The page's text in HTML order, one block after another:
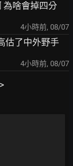
為啥會掉四分
4小時前, 08/07
估了中外野手
4小時前, 08/07